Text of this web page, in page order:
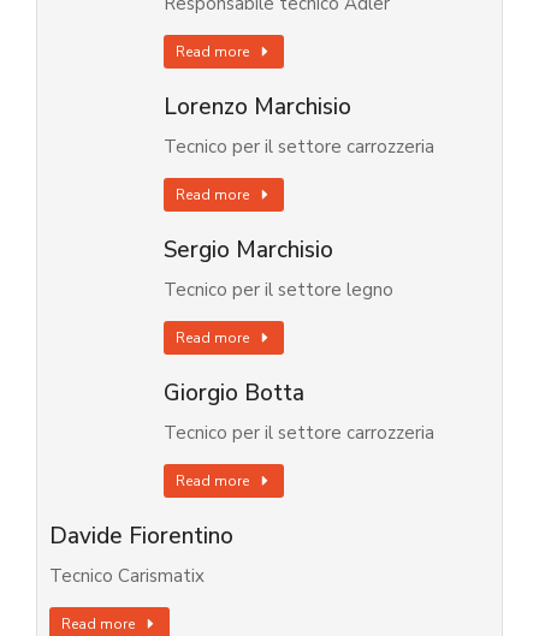
Read more
Lorenzo Marchisio
Tecnico per il settore carrozzeria
Read more
Sergio Marchisio
Tecnico per il settore legno
Read more
Giorgio Botta
Tecnico per il settore carrozzeria
Read more
Davide Fiorentino
Tecnico Carismatix
Read more